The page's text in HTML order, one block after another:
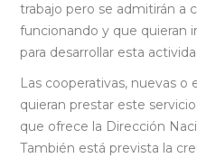
trabajo pero se admitirán a
funcionando y que quieran
para desarrollar esta
Las cooperativas, nuevas
quieran prestar este
que ofrece la Dirección
También está prevista la